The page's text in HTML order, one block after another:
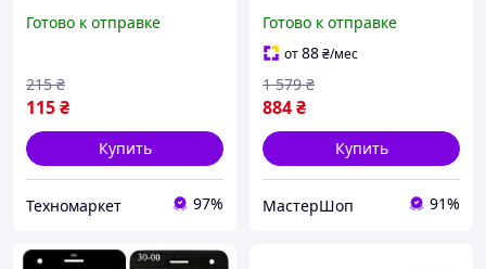
Готово к отправке
115₴
215 ₴
Купить
Техномаркет 97%
Готово к отправке
от88₴/мес
884₴
1 579 ₴
Купить
МастерШоп 91%